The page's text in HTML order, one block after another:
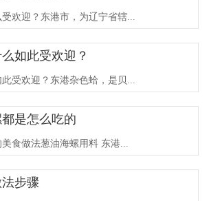
欢迎？东港市，为辽宁省辖...
如此受欢迎？
受欢迎？东港杂色蛤，是贝...
是怎么吃的
食做法葱油海螺用料 东港...
步骤